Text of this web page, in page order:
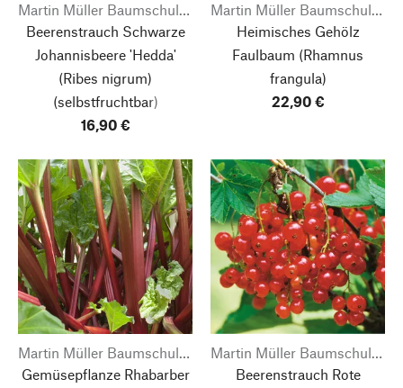
Martin Müller Baumschulen
Beerenstrauch Schwarze
Johannisbeere 'Hedda'
(Ribes nigrum)
(selbstfruchtbar)
16,90 €
Martin Müller Baumschulen
Heimisches Gehölz
Faulbaum (Rhamnus
frangula)
22,90 €
Martin Müller Baumschulen
Gemüsepflanze Rhabarber
Martin Müller Baumschulen
Beerenstrauch Rote